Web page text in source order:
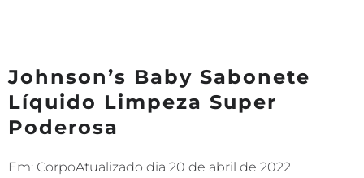
Johnson’s Baby Sabonete
Líquido Limpeza Super
Poderosa
Em: CorpoAtualizado dia 20 de abril de 2022